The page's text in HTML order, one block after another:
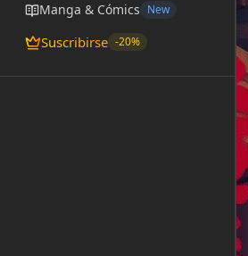
Manga & Cómics New
Suscribirse -20%